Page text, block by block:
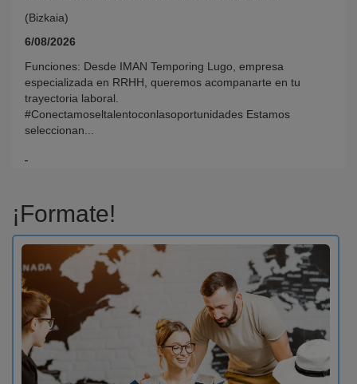
(Bizkaia)
6/08/2026
Funciones: Desde IMAN Temporing Lugo, empresa
especializada en RRHH, queremos acompanarte en tu
trayectoria laboral.
#Conectamoseltalentoconlasoportunidades Estamos
seleccionan...
¡Formate!